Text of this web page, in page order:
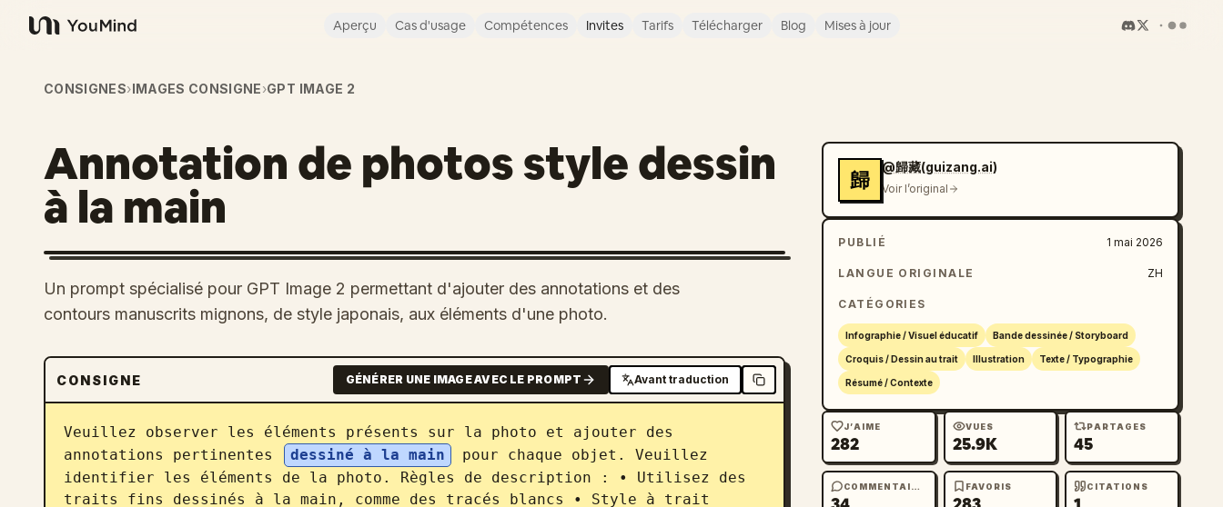
YouMind
Aperçu Cas d'usage Compétences Invites Tarifs Télécharger Blog Mises à jour
CONSIGNES›IMAGES CONSIGNE›GPT IMAGE 2
Annotation de photos style dessin
à la main
Un prompt spécialisé pour GPT Image 2 permettant d'ajouter des annotations et des
contours manuscrits mignons, de style japonais, aux éléments d'une photo.
CONSIGNE GÉNÉRER UNE IMAGE AVEC LE PROMPT Avant traduction
Veuillez observer les éléments présents sur la photo et ajouter des
annotations pertinentes
dessiné à la main
pour chaque objet. Veuillez
identifier les éléments de la photo. Règles de description : • Utilisez des
traits fins dessinés à la main, comme des tracés blancs • Style à trait
歸
@歸藏(guizang.ai)
Voir l’original
PUBLIÉ 1 mai 2026
LANGUE ORIGINALE ZH
CATÉGORIES
Infographie / Visuel éducatif Bande dessinée / Storyboard
Croquis / Dessin au trait Illustration Texte / Typographie
Résumé / Contexte
J’AIME
282
VUES
25.9K
PARTAGES
45
COMMENTAIRES FAVORIS CITATIONS